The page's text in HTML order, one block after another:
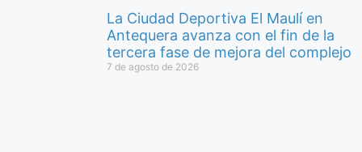
La Ciudad Deportiva El Maulí en
Antequera avanza con el fin de la
tercera fase de mejora del complejo
7 de agosto de 2026